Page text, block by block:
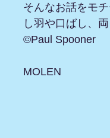
そんなお話をモ
し羽や口ばし、
©︎Paul Spooner
MOLEN